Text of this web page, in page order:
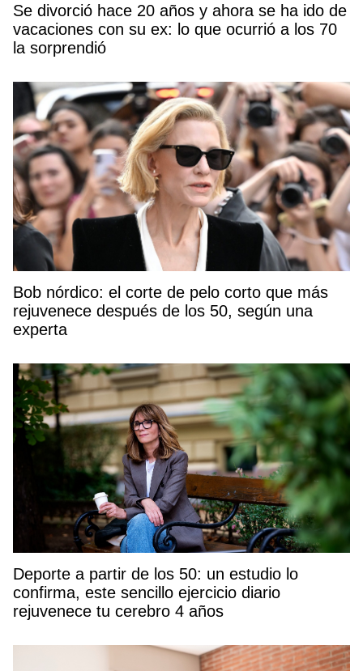
Se divorció hace 20 años y ahora se ha ido de
vacaciones con su ex: lo que ocurrió a los 70
la sorprendió
Bob nórdico: el corte de pelo corto que más
rejuvenece después de los 50, según una
experta
Deporte a partir de los 50: un estudio lo
confirma, este sencillo ejercicio diario
rejuvenece tu cerebro 4 años